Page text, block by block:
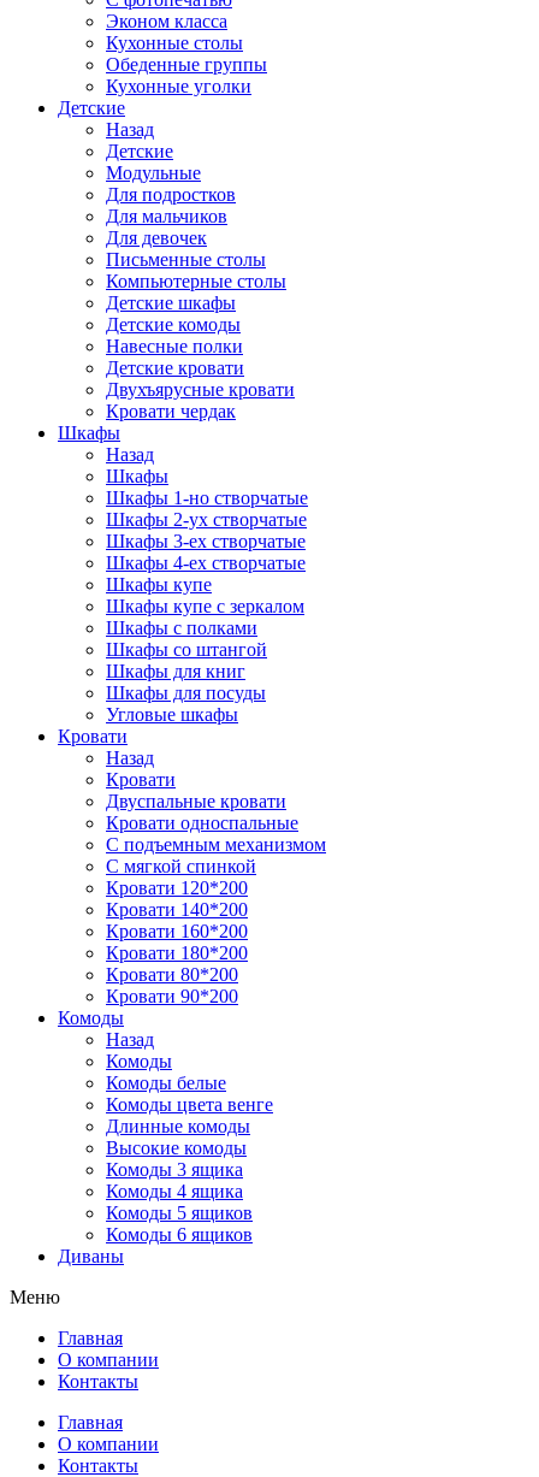
Эконом класса
Кухонные столы
Обеденные группы
Кухонные уголки
Детские
Назад
Детские
Модульные
Для подростков
Для мальчиков
Для девочек
Письменные столы
Компьютерные столы
Детские шкафы
Детские комоды
Навесные полки
Детские кровати
Двухъярусные кровати
Кровати чердак
Шкафы
Назад
Шкафы
Шкафы 1-но створчатые
Шкафы 2-ух створчатые
Шкафы 3-ех створчатые
Шкафы 4-ех створчатые
Шкафы купе
Шкафы купе с зеркалом
Шкафы с полками
Шкафы со штангой
Шкафы для книг
Шкафы для посуды
Угловые шкафы
Кровати
Назад
Кровати
Двуспальные кровати
Кровати односпальные
С подъемным механизмом
С мягкой спинкой
Кровати 120*200
Кровати 140*200
Кровати 160*200
Кровати 180*200
Кровати 80*200
Кровати 90*200
Комоды
Назад
Комоды
Комоды белые
Комоды цвета венге
Длинные комоды
Высокие комоды
Комоды 3 ящика
Комоды 4 ящика
Комоды 5 ящиков
Комоды 6 ящиков
Диваны
Меню
Главная
О компании
Контакты
Главная
О компании
Контакты